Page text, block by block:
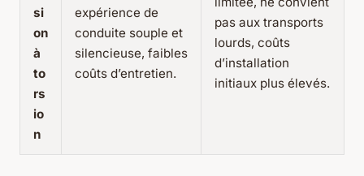
si
on
à
to
rs
io
n
expérience de
conduite souple et
silencieuse, faibles
coûts d’entretien.
pas aux transports
lourds, coûts
d’installation
initiaux plus élevés.